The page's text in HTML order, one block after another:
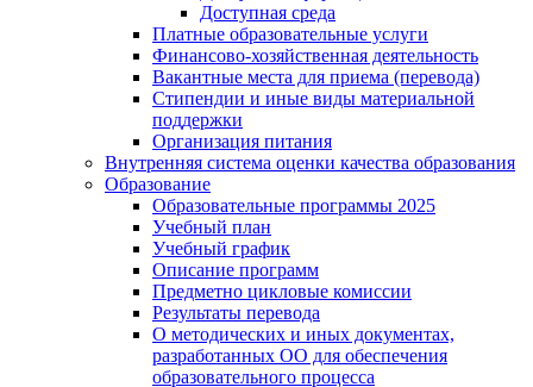
Доступная среда
Платные образовательные услуги
Финансово-хозяйственная деятельность
Вакантные места для приема (перевода)
Стипендии и иные виды материальной
поддержки
Организация питания
Внутренняя система оценки качества образования
Образование
Образовательные программы 2025
Учебный план
Учебный график
Описание программ
Предметно цикловые комиссии
Результаты перевода
О методических и иных документах,
разработанных ОО для обеспечения
образовательного процесса